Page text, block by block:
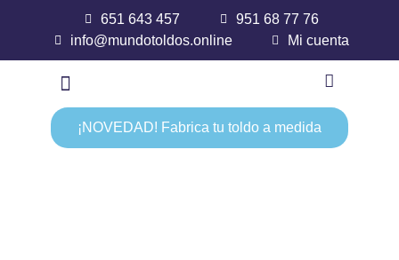
651 643 457
951 68 77 76
info@mundotoldos.online
Mi cuenta
¡NOVEDAD! Fabrica tu toldo a medida